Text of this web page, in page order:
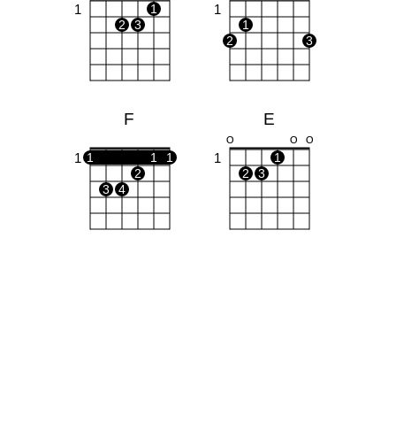
1
1
2
3
1
1
2
3
F
1 1 1
1
2
3
4
E
O O O
1
1
2
3